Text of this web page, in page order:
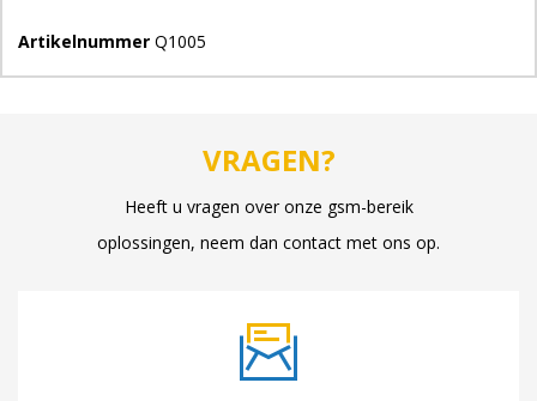
Artikelnummer Q1005
VRAGEN?
Heeft u vragen over onze gsm-bereik
oplossingen, neem dan contact met ons op.